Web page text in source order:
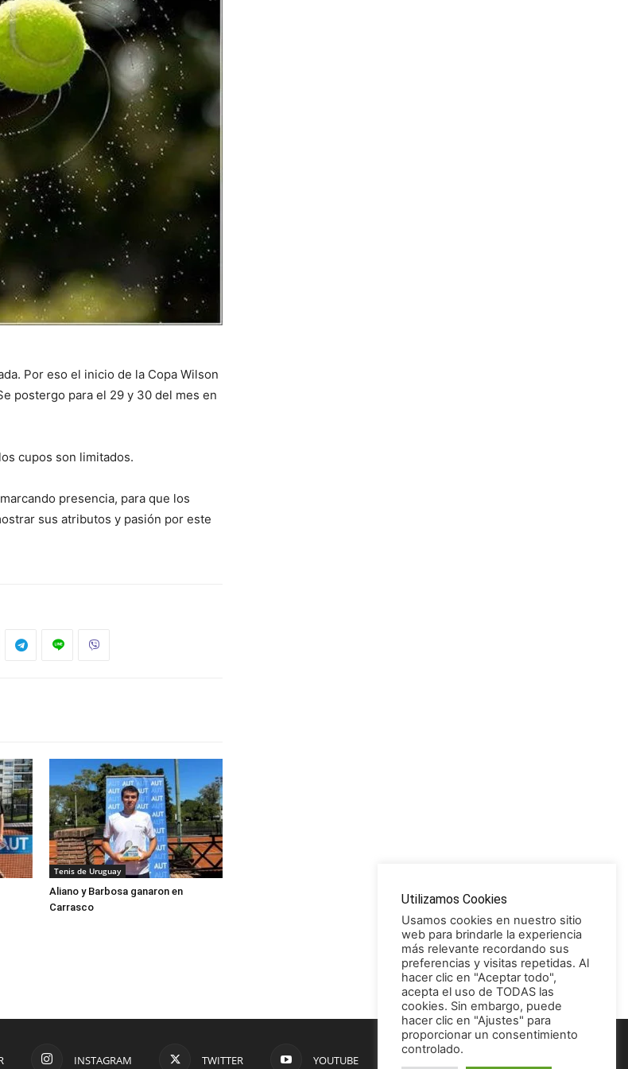
Por eso el inicio de la Copa Wilson
postergo para el 29 y 30 del mes en
cupos son limitados.
presencia, para que los
sus atributos y pasión por este
Tenis de Uruguay
Aliano y Barbosa ganaron en
Carrasco
INSTAGRAM TWITTER YOUTUBE
Utilizamos Cookies
Usamos cookies en nuestro sitio
web para brindarle la experiencia
más relevante recordando sus
preferencias y visitas repetidas. Al
hacer clic en "Aceptar todo",
acepta el uso de TODAS las
cookies. Sin embargo, puede
hacer clic en "Ajustes" para
proporcionar un consentimiento
controlado.